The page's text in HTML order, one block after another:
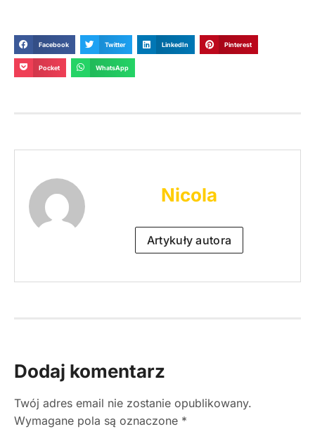
Facebook Twitter LinkedIn Pinterest
Pocket WhatsApp
Nicola
Artykuły autora
Dodaj komentarz
Twój adres email nie zostanie opublikowany.
Wymagane pola są oznaczone *